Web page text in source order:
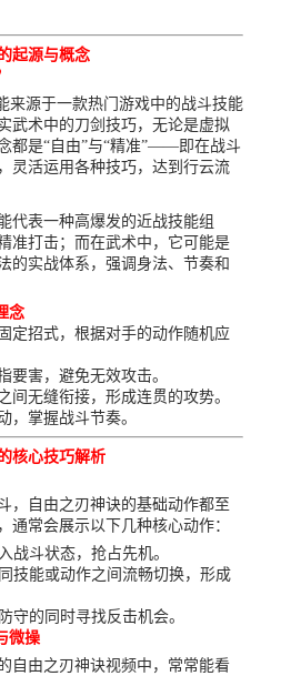
起源与概念
来源于一款热门游戏中的战斗技能
武术中的刀剑技巧，无论是虚拟
都是“自由”与“精准”——即在战斗
灵活运用各种技巧，达到行云流
代表一种高爆发的近战技能组
准打击；而在武术中，它可能是
的实战体系，强调身法、节奏和
念
定招式，根据对手的动作随机应
要害，避免无效攻击。
间无缝衔接，形成连贯的攻势。
，掌握战斗节奏。
核心技巧解析
，自由之刃神诀的基础动作都至
通常会展示以下几种核心动作：
战斗状态，抢占先机。
技能或动作之间流畅切换，形成
守的同时寻找反击机会。
微操
自由之刃神诀视频中，常常能看